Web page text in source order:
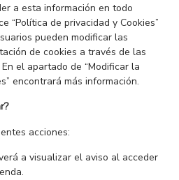
a esta información en todo
“Política de privacidad y Cookies”
pueden modificar las
de cookies a través de las
el apartado de “Modificar la
encontrará más información.
acciones:
a visualizar el aviso al acceder